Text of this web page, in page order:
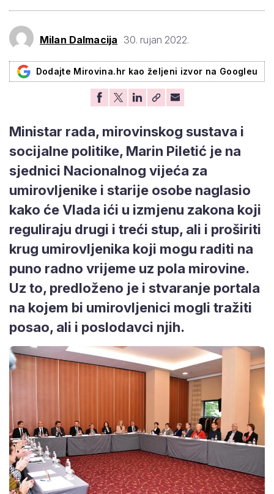
Milan Dalmacija 30. rujan 2022.
Dodajte Mirovina.hr kao željeni izvor na Googleu
Ministar rada, mirovinskog sustava i
socijalne politike, Marin Piletić je na
sjednici Nacionalnog vijeća za
umirovljenike i starije osobe naglasio
kako će Vlada ići u izmjenu zakona koji
reguliraju drugi i treći stup, ali i proširiti
krug umirovljenika koji mogu raditi na
puno radno vrijeme uz pola mirovine.
Uz to, predloženo je i stvaranje portala
na kojem bi umirovljenici mogli tražiti
posao, ali i poslodavci njih.